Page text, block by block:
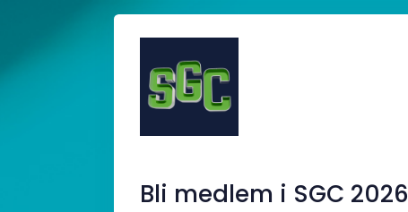
Bli medlem i SGC 2026